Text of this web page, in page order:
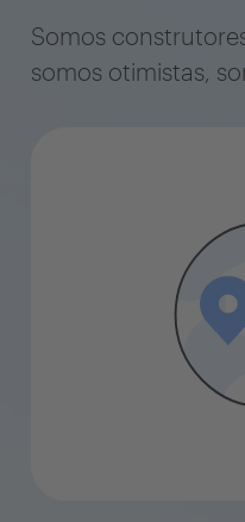
Somos
somos otimistas,